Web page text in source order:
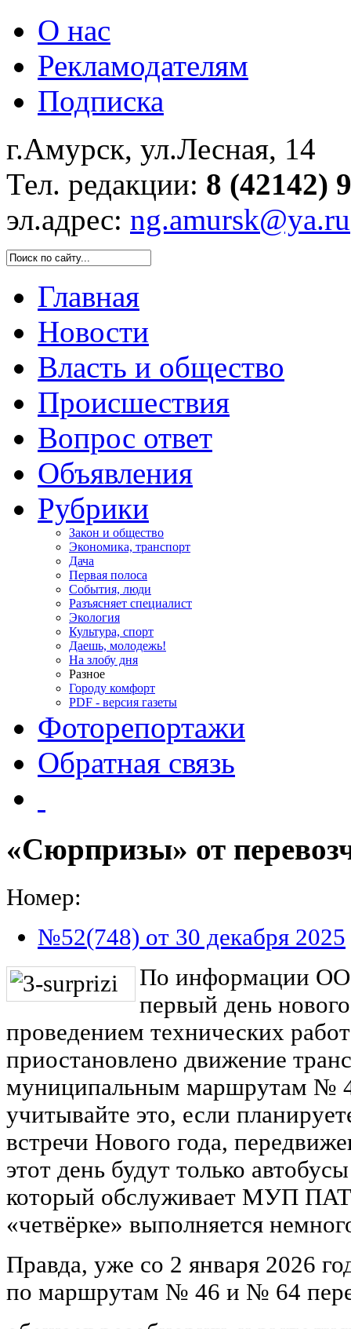
О нас
Рекламодателям
Подписка
г.Амурск, ул.Лесная, 14
Тел. редакции: 8 (42142)
эл.адрес: ng.amursk@ya.ru
Главная
Новости
Власть и общество
Происшествия
Вопрос ответ
Объявления
Рубрики
Закон и общество
Экономика, транспорт
Дача
Первая полоса
События, люди
Разъясняет специалист
Экология
Культура, спорт
Даешь, молодежь!
На злобу дня
Разное
Городу комфорт
PDF - версия газеты
Фоторепортажи
Обратная связь
«Сюрпризы» от
Номер:
№52(748) от 30 декабря 2025
По информации
первый день
проведением технических
приостановлено движение
муниципальным маршрутам №
учитывайте это, если
встречи Нового года,
этот день будут только
который обслуживает МУП
«четвёрке» выполняется
Правда, уже со 2 января 2026
по маршрутам № 46 и № 64